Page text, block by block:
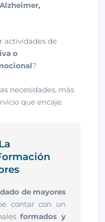
Alzheimer,
actividades de
o
?
necesidades, más
que encaje.
de mayores
contar con un
formados y